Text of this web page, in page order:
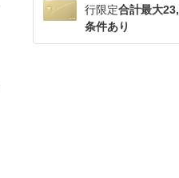
行限定合計最大
条件あり